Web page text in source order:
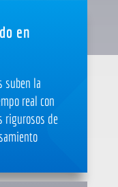
en
suben la
real con
rigurosos de